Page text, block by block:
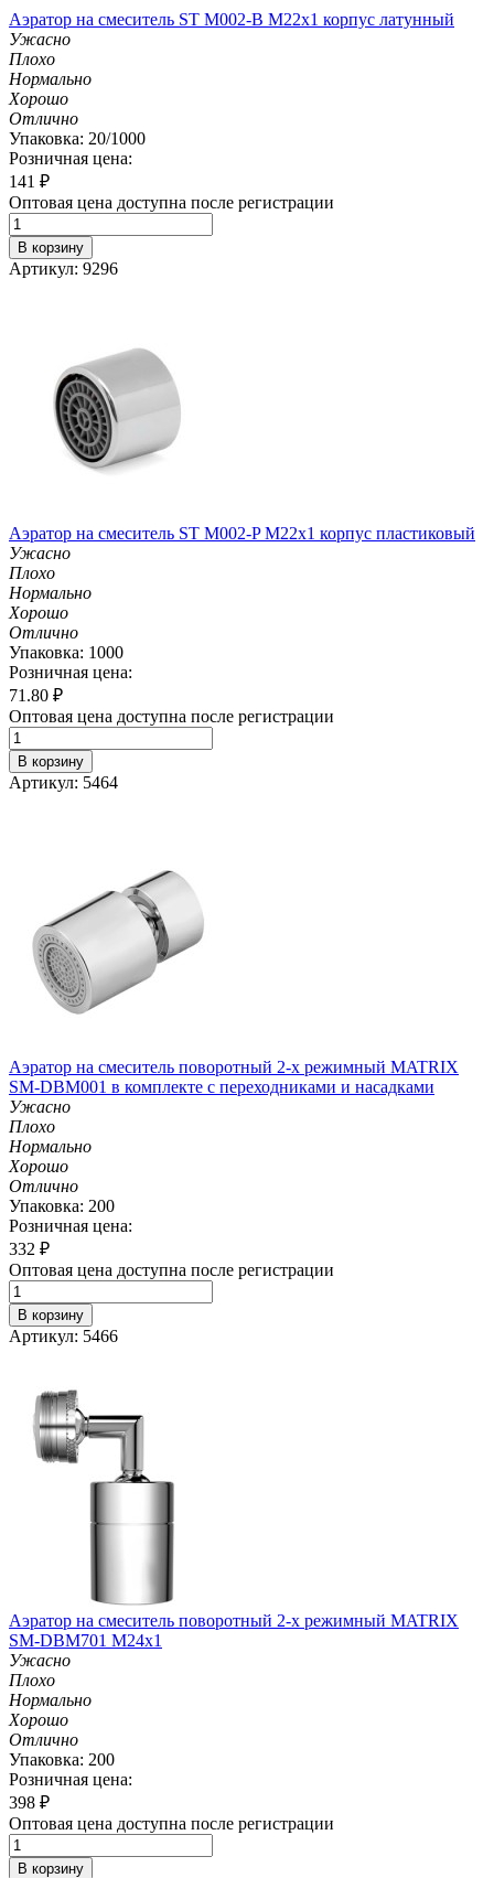
Аэратор на смеситель ST М002-B М22х1 корпус латунный
Ужасно
Плохо
Нормально
Хорошо
Отлично
Упаковка: 20/1000
Розничная цена:
141 ₽
Оптовая цена доступна после регистрации
В корзину
Артикул: 9296
Аэратор на смеситель ST М002-P М22х1 корпус пластиковый
Ужасно
Плохо
Нормально
Хорошо
Отлично
Упаковка: 1000
Розничная цена:
71.80 ₽
Оптовая цена доступна после регистрации
В корзину
Артикул: 5464
Аэратор на смеситель поворотный 2-х режимный MATRIX
SM-DBM001 в комплекте с переходниками и насадками
Ужасно
Плохо
Нормально
Хорошо
Отлично
Упаковка: 200
Розничная цена:
332 ₽
Оптовая цена доступна после регистрации
В корзину
Артикул: 5466
Аэратор на смеситель поворотный 2-х режимный MATRIX
SM-DBM701 M24х1
Ужасно
Плохо
Нормально
Хорошо
Отлично
Упаковка: 200
Розничная цена:
398 ₽
Оптовая цена доступна после регистрации
В корзину